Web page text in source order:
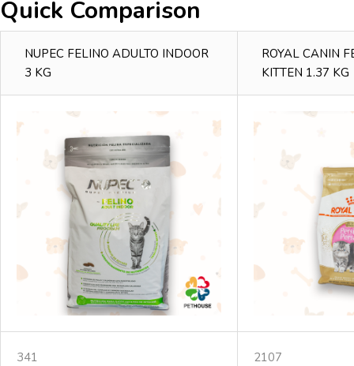
Quick Comparison
NUPEC FELINO ADULTO INDOOR
3 KG
ROYAL CANIN
KITTEN 1.37 KG
341 2107